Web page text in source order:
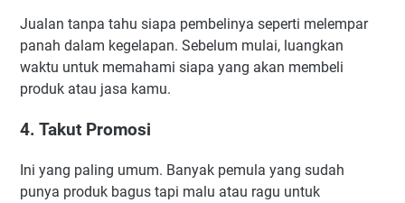
Jualan tanpa tahu siapa pembelinya seperti melempar
panah dalam kegelapan. Sebelum mulai, luangkan
waktu untuk memahami siapa yang akan membeli
produk atau jasa kamu.
4. Takut Promosi
Ini yang paling umum. Banyak pemula yang sudah
punya produk bagus tapi malu atau ragu untuk